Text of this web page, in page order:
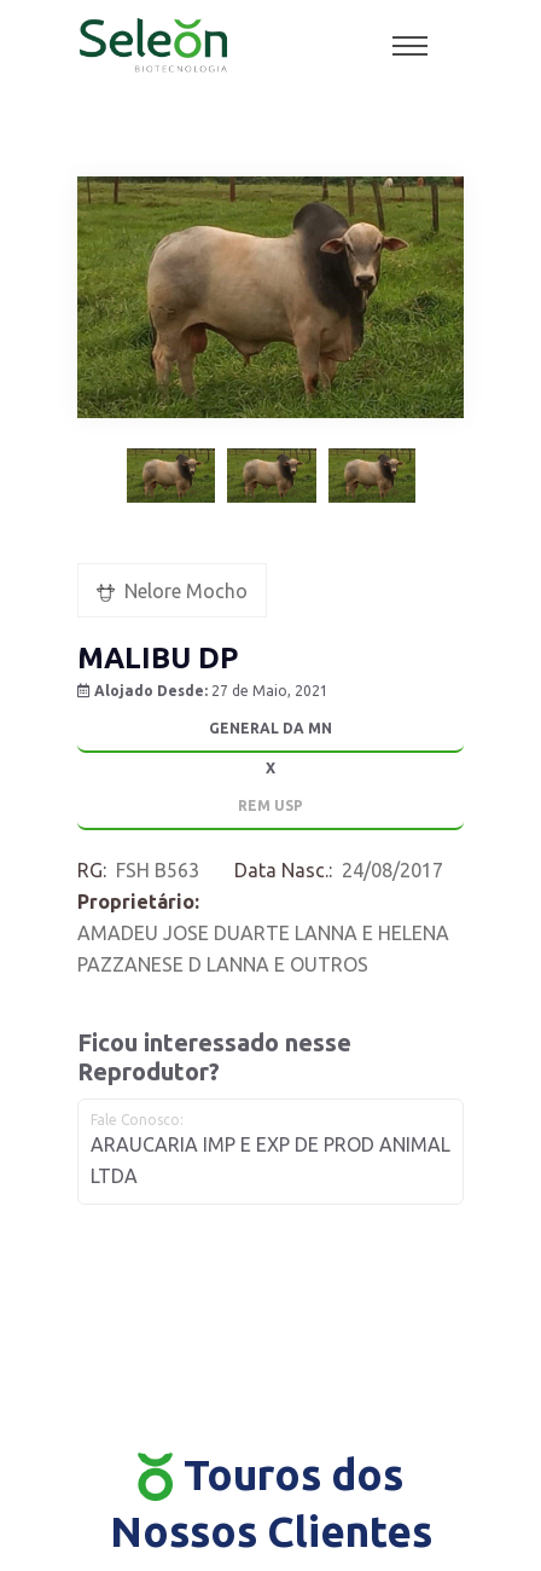
Nelore Mocho
MALIBU DP
Alojado Desde: 27 de Maio, 2021
GENERAL DA MN
X
REM USP
RG: FSH B563 Data Nasc.: 24/08/2017
Proprietário:
AMADEU JOSE DUARTE LANNA E HELENA
PAZZANESE D LANNA E OUTROS
Ficou interessado nesse
Reprodutor?
Fale Conosco:
ARAUCARIA IMP E EXP DE PROD ANIMAL
LTDA
Touros dos
Nossos Clientes